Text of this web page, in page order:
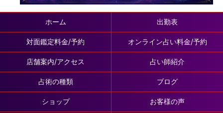
ホーム 出勤表
対面鑑定料金/予約 オンライン占い料金/予約
店舗案内/アクセス 占い師紹介
占術の種類 ブログ
ショップ お客様の声